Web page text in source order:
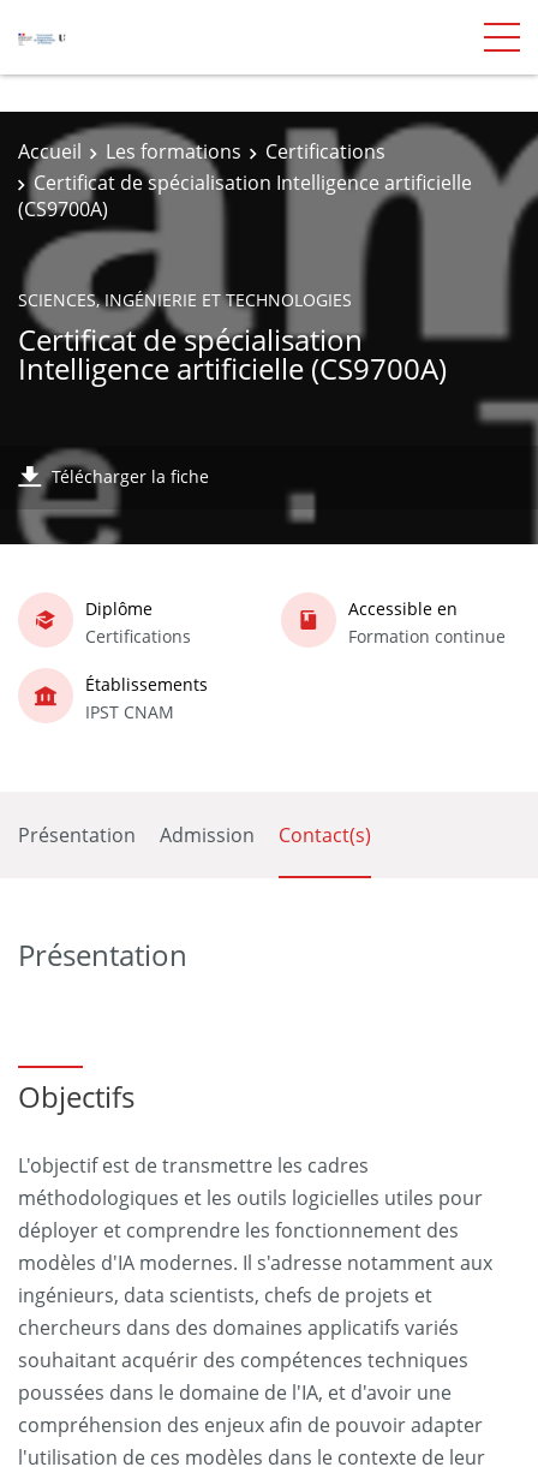
Accueil Les formations
Certifications
Certificat de spécialisation Intelligence artificielle
(CS9700A)
SCIENCES, INGÉNIERIE ET TECHNOLOGIES
Certificat de spécialisation
Intelligence artificielle (CS9700A)
Télécharger la fiche
Diplôme
Certifications
Accessible en
Formation continue
Établissements
IPST CNAM
Présentation Admission Contact(s)
Présentation
Objectifs
L'objectif est de transmettre les cadres
méthodologiques et les outils logicielles utiles pour
déployer et comprendre les fonctionnement des
modèles d'IA modernes. Il s'adresse notamment aux
ingénieurs, data scientists, chefs de projets et
chercheurs dans des domaines applicatifs variés
souhaitant acquérir des compétences techniques
poussées dans le domaine de l'IA, et d'avoir une
compréhension des enjeux afin de pouvoir adapter
l'utilisation de ces modèles dans le contexte de leur